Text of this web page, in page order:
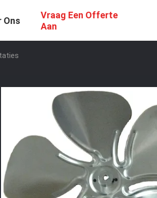
Ons
Vraag Een Offerte
Aan